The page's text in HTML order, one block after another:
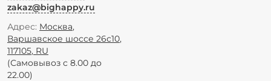
zakaz@bighappy.ru
Адрес: Москва,
Варшавское шоссе 26с10,
117105, RU
(Самовывоз с 8.00 до
22.00)